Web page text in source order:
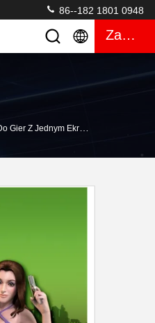
86--182 1801 0948
Zacytować
Gier Z Jednym Ekranem